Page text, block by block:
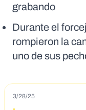
grabando
Durante el
rompieron la
uno de sus
3/28/25